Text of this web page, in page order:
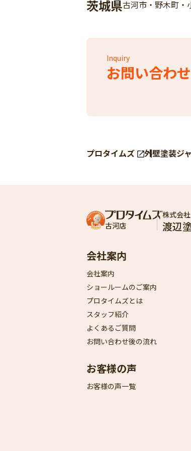
茨城県古河市・野木町・
お問い合わせ
Inquiry
プロタイムズ 外壁塗装ジ
古河店
株式会社
渡辺
会社案内
会社案内
ショールームのご案内
プロタイムズとは
スタッフ紹介
よくあるご質問
お問い合わせ後の流れ
お客様の声
お客様の声一覧